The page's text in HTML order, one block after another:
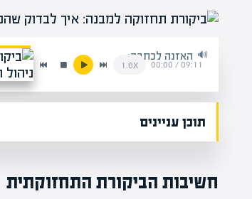
האזנה לכתבה:
09:11
/
00:00
1.0x
תוכן עניינים
חשיבות הביקורת התחזוקתית